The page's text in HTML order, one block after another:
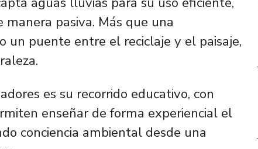
pasiva. Más que una
un puente entre el reciclaje y el paisaje,
es su recorrido educativo, con
enseñar de forma experiencial el
conciencia ambiental desde una